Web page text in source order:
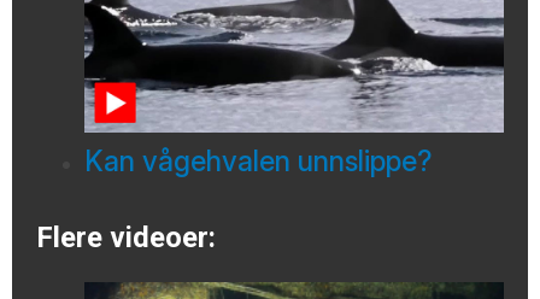
Kan vågehvalen unnslippe?
Flere videoer: